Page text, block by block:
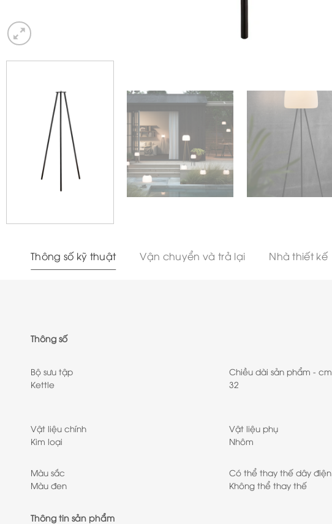
Thông số kỹ thuật Vận chuyển và trả lại Nhà thiết kế
Thông số
Bộ sưu tập
Kettle
Chiều dài sản phẩm - cm
32
Vật liệu chính
Kim loại
Vật liệu phụ
Nhôm
Màu sắc
Màu đen
Có thể thay thế dây điện
Không thể thay thế
Thông tin sản phẩm